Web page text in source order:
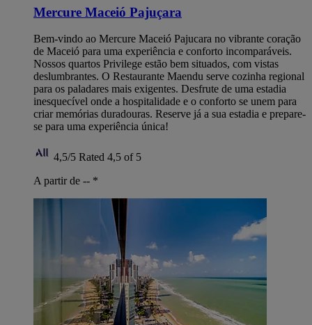
Mercure Maceió Pajuçara
Bem-vindo ao Mercure Maceió Pajucara no vibrante coração
de Maceió para uma experiência e conforto incomparáveis.
Nossos quartos Privilege estão bem situados, com vistas
deslumbrantes. O Restaurante Maendu serve cozinha regional
para os paladares mais exigentes. Desfrute de uma estadia
inesquecível onde a hospitalidade e o conforto se unem para
criar memórias duradouras. Reserve já a sua estadia e prepare-
se para uma experiência única!
4,5/5 Rated 4,5 of 5
A partir de -- *